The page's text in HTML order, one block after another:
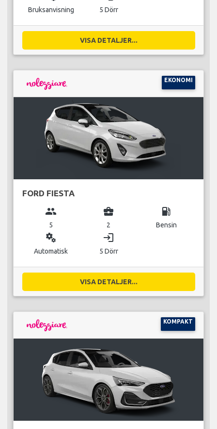
Bruksanvisning 5 Dörr
VISA DETALJER...
EKONOMI
FORD FIESTA
group
5
business_center
2
local_gas_station
Bensin
miscellaneous_services
Automatisk
login
5 Dörr
VISA DETALJER...
KOMPAKT